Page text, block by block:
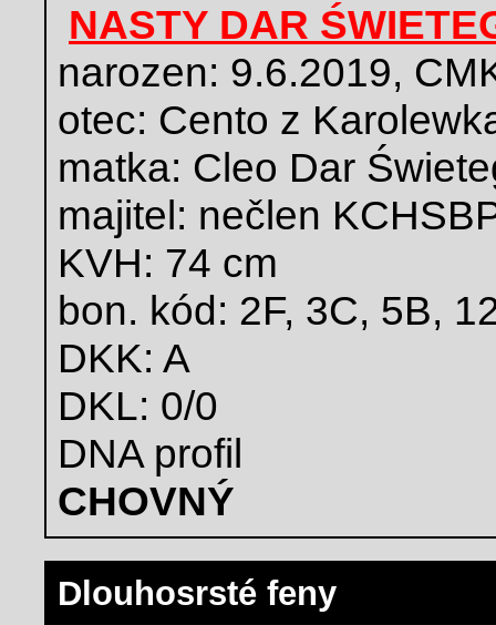
NASTY DAR
narozen: 9.6.2019,
otec: Cento z
matka: Cleo Dar
majitel: nečlen
KVH: 74 cm
bon. kód: 2F, 3C, 5B,
DKK: A
DKL: 0/0
DNA profil
CHOVNÝ
Dlouhosrsté feny